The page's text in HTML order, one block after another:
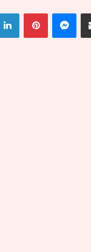
LinkedinPinterest